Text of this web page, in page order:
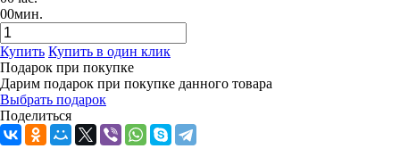
00мин.
Купить Купить в один клик
Подарок при покупке
Дарим подарок при покупке данного товара
Выбрать подарок
Поделиться